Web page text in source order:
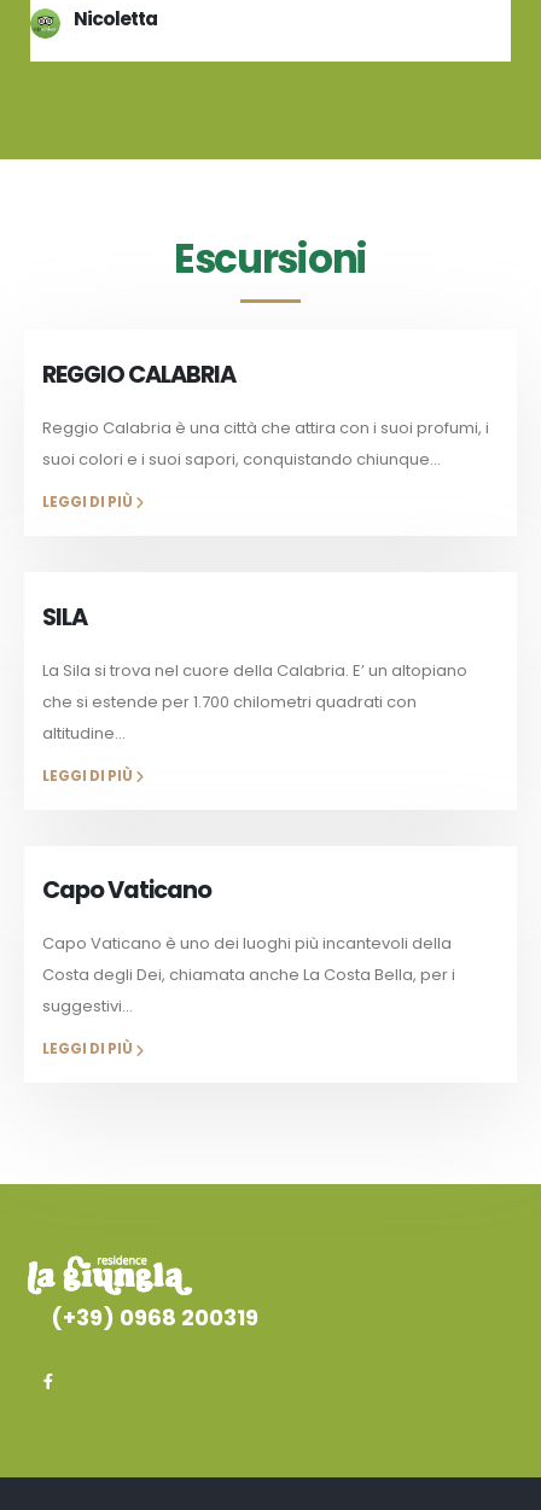
Nicoletta
Escursioni
REGGIO CALABRIA
Reggio Calabria è una città che attira con i suoi profumi, i
suoi colori e i suoi sapori, conquistando chiunque...
LEGGI DI PIÙ
SILA
La Sila si trova nel cuore della Calabria. E’ un altopiano
che si estende per 1.700 chilometri quadrati con
altitudine...
LEGGI DI PIÙ
Capo Vaticano
Capo Vaticano è uno dei luoghi più incantevoli della
Costa degli Dei, chiamata anche La Costa Bella, per i
suggestivi...
LEGGI DI PIÙ
(+39) 0968 200319